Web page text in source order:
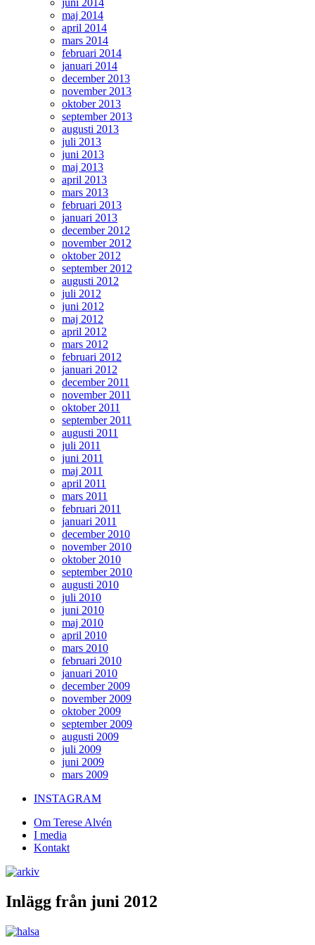
juni 2014
maj 2014
april 2014
mars 2014
februari 2014
januari 2014
december 2013
november 2013
oktober 2013
september 2013
augusti 2013
juli 2013
juni 2013
maj 2013
april 2013
mars 2013
februari 2013
januari 2013
december 2012
november 2012
oktober 2012
september 2012
augusti 2012
juli 2012
juni 2012
maj 2012
april 2012
mars 2012
februari 2012
januari 2012
december 2011
november 2011
oktober 2011
september 2011
augusti 2011
juli 2011
juni 2011
maj 2011
april 2011
mars 2011
februari 2011
januari 2011
december 2010
november 2010
oktober 2010
september 2010
augusti 2010
juli 2010
juni 2010
maj 2010
april 2010
mars 2010
februari 2010
januari 2010
december 2009
november 2009
oktober 2009
september 2009
augusti 2009
juli 2009
juni 2009
mars 2009
INSTAGRAM
Om Terese Alvén
I media
Kontakt
Inlägg från juni 2012